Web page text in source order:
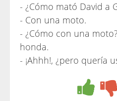
- ¿Cómo mató David a
- Con una moto.
- ¿Cómo con una
honda.
- ¡Ahhh!, ¿pero quería